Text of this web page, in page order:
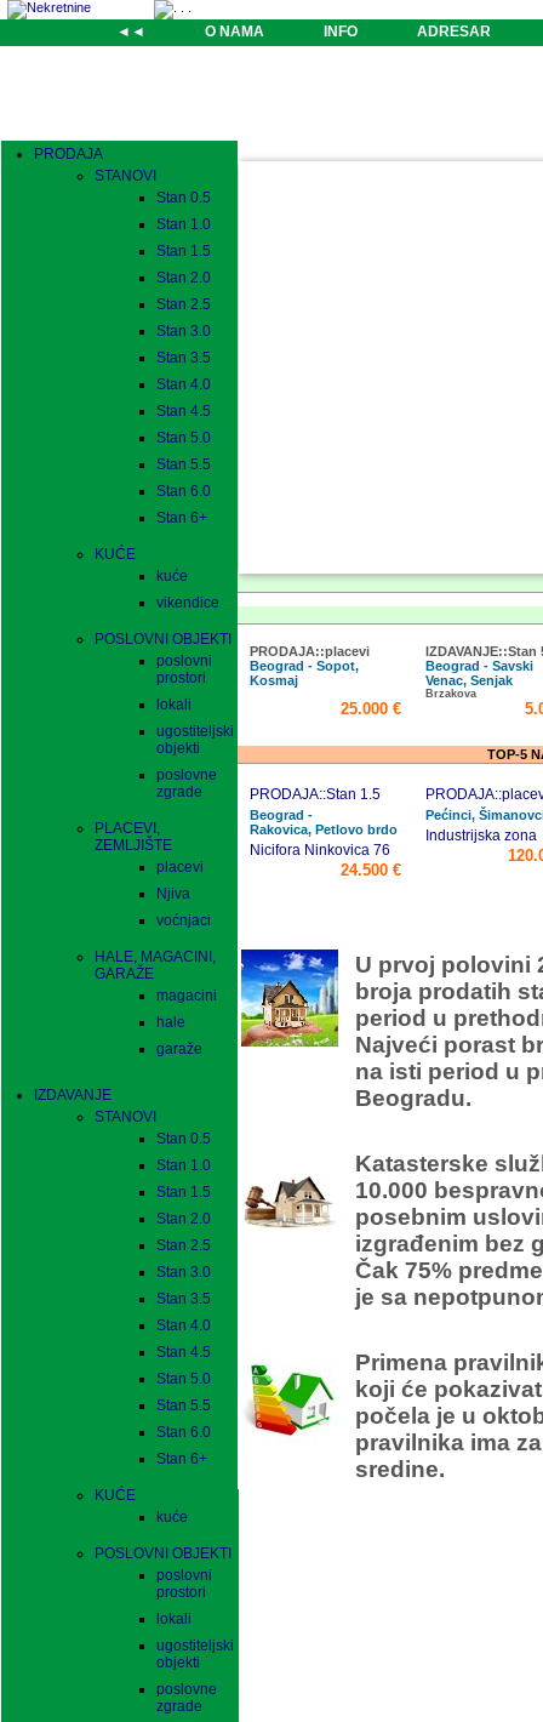
◄◄ O NAMA INFO ADRESAR
PRODAJA
STANOVI
Stan 0.5
Stan 1.0
Stan 1.5
Stan 2.0
Stan 2.5
Stan 3.0
Stan 3.5
Stan 4.0
Stan 4.5
Stan 5.0
Stan 5.5
Stan 6.0
Stan 6+
KUĆE
kuće
vikendice
POSLOVNI OBJEKTI
poslovni
prostori
lokali
ugostiteljski
objekti
poslovne
zgrade
PLACEVI,
ZEMLJIŠTE
placevi
Njiva
voćnjaci
HALE, MAGACINI,
GARAŽE
magacini
hale
garaže
IZDAVANJE
STANOVI
Stan 0.5
Stan 1.0
Stan 1.5
Stan 2.0
Stan 2.5
Stan 3.0
Stan 3.5
Stan 4.0
Stan 4.5
Stan 5.0
Stan 5.5
Stan 6.0
Stan 6+
KUĆE
kuće
POSLOVNI OBJEKTI
poslovni
prostori
lokali
ugostiteljski
objekti
poslovne
zgrade
PRODAJA::placevi
Beograd - Sopot,
Kosmaj
25.000 €
IZDAVANJE::Stan
Beograd - Savski
Venac, Senjak
Brzakova
TOP-5
PRODAJA::Stan 1.5
Beograd -
Rakovica, Petlovo brdo
Nicifora Ninkovica 76
24.500 €
Pećinci,
Industrijska zona
U prvoj polovini
broja prodatih
period u
Najveći porast
na isti period u
Beogradu.
Katasterske
10.000
posebnim
izgrađenim bez
Čak 75%
je sa
Primena
koji će
počela je u
pravilnika ima
sredine.